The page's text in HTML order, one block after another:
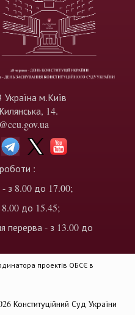
Україна м.Київ
14.
:
з 8.00 до 17.00;
до 15.45;
перерва - з 13.00 до
проектів ОБСЄ в
Конституційний Суд України